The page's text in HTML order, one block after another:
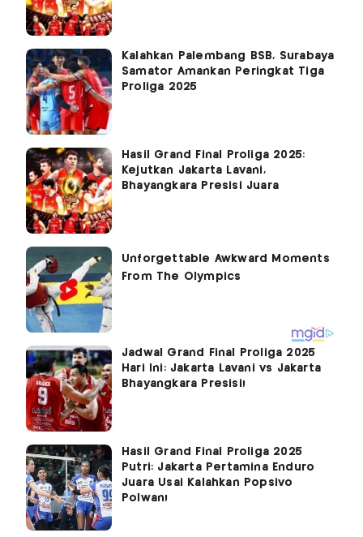
Kalahkan Palembang BSB, Surabaya
Samator Amankan Peringkat Tiga
Proliga 2025
Hasil Grand Final Proliga 2025:
Kejutkan Jakarta Lavani,
Bhayangkara Presisi Juara
Jadwal Grand Final Proliga 2025
Hari Ini: Jakarta Lavani vs Jakarta
Bhayangkara Presisi!
Hasil Grand Final Proliga 2025
Putri: Jakarta Pertamina Enduro
Juara Usai Kalahkan Popsivo
Polwan!